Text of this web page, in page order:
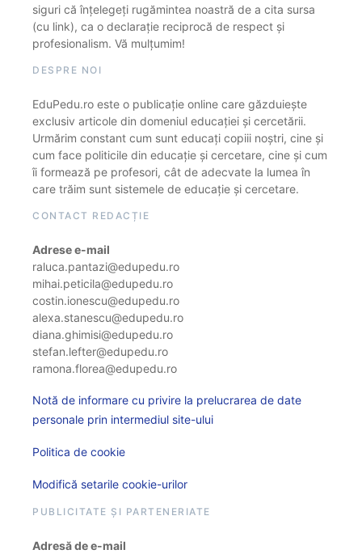
siguri că înțelegeți rugămintea noastră de a cita sursa
(cu link), ca o declarație reciprocă de respect și
profesionalism. Vă mulțumim!
DESPRE NOI
EduPedu.ro este o publicație online care găzduiește
exclusiv articole din domeniul educației și cercetării.
Urmărim constant cum sunt educați copiii noștri, cine și
cum face politicile din educație și cercetare, cine și cum
îi formează pe profesori, cât de adecvate la lumea în
care trăim sunt sistemele de educație și cercetare.
CONTACT REDACȚIE
Adrese e-mail
raluca.pantazi@edupedu.ro
mihai.peticila@edupedu.ro
costin.ionescu@edupedu.ro
alexa.stanescu@edupedu.ro
diana.ghimisi@edupedu.ro
stefan.lefter@edupedu.ro
ramona.florea@edupedu.ro
Notă de informare cu privire la prelucrarea de date
personale prin intermediul site-ului
Politica de cookie
Modifică setarile cookie-urilor
PUBLICITATE ȘI PARTENERIATE
Adresă de e-mail